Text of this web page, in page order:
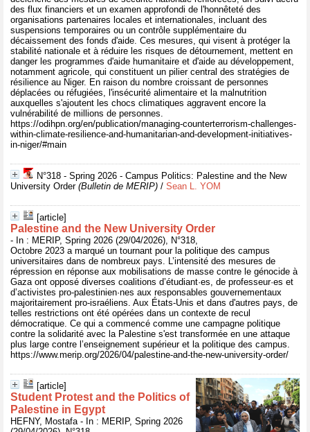
des flux financiers et un examen approfondi de l'honnêteté des
organisations partenaires locales et internationales, incluant des
suspensions temporaires ou un contrôle supplémentaire du
décaissement des fonds d'aide. Ces mesures, qui visent à protéger la
stabilité nationale et à réduire les risques de détournement, mettent en
danger les programmes d'aide humanitaire et d'aide au développement,
notamment agricole, qui constituent un pilier central des stratégies de
résilience au Niger. En raison du nombre croissant de personnes
déplacées ou réfugiées, l'insécurité alimentaire et la malnutrition
auxquelles s'ajoutent les chocs climatiques aggravent encore la
vulnérabilité de millions de personnes.
https://odihpn.org/en/publication/managing-counterterrorism-challenges-
within-climate-resilience-and-humanitarian-and-development-initiatives-
in-niger/#main
N°318 - Spring 2026 - Campus Politics: Palestine and the New
University Order(Bulletin de MERIP) / Sean L. YOM
[article]
Palestine and the New University Order
- In : MERIP, Spring 2026 (29/04/2026), N°318,
Octobre 2023 a marqué un tournant pour la politique des campus
universitaires dans de nombreux pays. L’intensité des mesures de
répression en réponse aux mobilisations de masse contre le génocide à
Gaza ont opposé diverses coalitions d’étudiant·es, de professeur·es et
d’activistes pro-palestinien·nes aux responsables gouvernementaux
majoritairement pro-israéliens. Aux États-Unis et dans d'autres pays, de
telles restrictions ont été opérées dans un contexte de recul
démocratique. Ce qui a commencé comme une campagne politique
contre la solidarité avec la Palestine s'est transformée en une attaque
plus large contre l’enseignement supérieur et la politique des campus.
https://www.merip.org/2026/04/palestine-and-the-new-university-order/
[article]
Student Protest and the Politics of
Palestine in Egypt
HEFNY, Mostafa - In : MERIP, Spring 2026